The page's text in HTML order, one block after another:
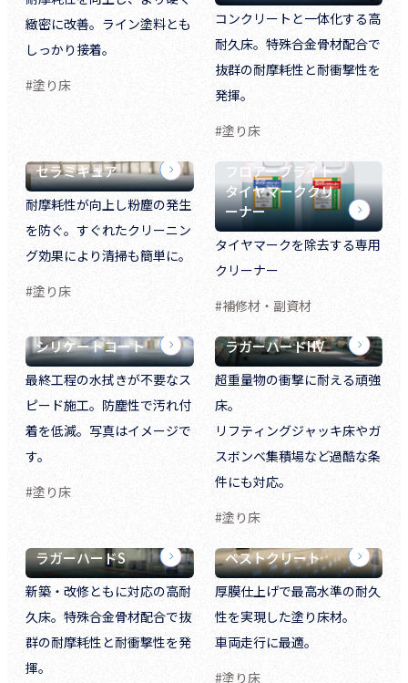
緻密に改善。ライン塗料とも
しっかり接着。
#塗り床
コンクリートと一体化する高
耐久床。特殊合金骨材配合で
抜群の耐摩耗性と耐衝撃性を
発揮。
#塗り床
セラミキュア
耐摩耗性が向上し粉塵の発生
を防ぐ。すぐれたクリーニン
グ効果により清掃も簡単に。
#塗り床
フロアーブライト
タイヤマーククリ
ーナー
タイヤマークを除去する専用
クリーナー
#補修材・副資材
シリケートコート
最終工程の水拭きが不要なス
ピード施工。防塵性で汚れ付
着を低減。写真はイメージで
す。
#塗り床
ラガーハードHV
超重量物の衝撃に耐える頑強
床。
リフティングジャッキ床やガ
スボンベ集積場など過酷な条
件にも対応。
#塗り床
ラガーハードS
新築・改修ともに対応の高耐
久床。特殊合金骨材配合で抜
群の耐摩耗性と耐衝撃性を発
揮。
ベストクリート
厚膜仕上げで最高水準の耐久
性を実現した塗り床材。
車両走行に最適。
#塗り床